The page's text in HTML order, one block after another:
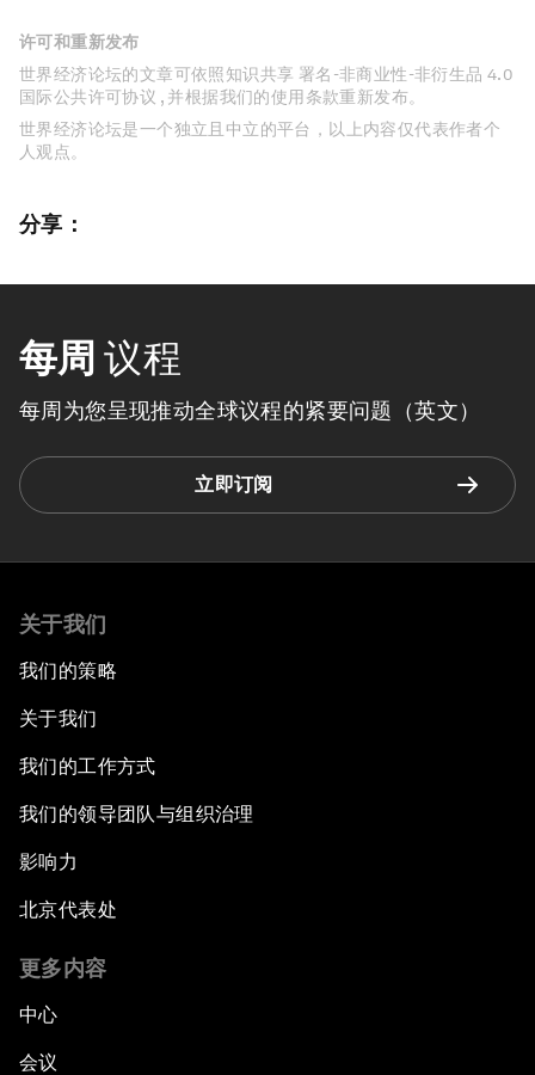
许可和重新发布
世界经济论坛的文章可依照知识共享 署名-非商业性-非衍生品 4.0
国际公共许可协议 , 并根据我们的使用条款重新发布。
世界经济论坛是一个独立且中立的平台，以上内容仅代表作者个
人观点。
分享：
每周 议程
每周为您呈现推动全球议程的紧要问题（英文）
立即订阅
关于我们
我们的策略
关于我们
我们的工作方式
我们的领导团队与组织治理
影响力
北京代表处
更多内容
中心
会议